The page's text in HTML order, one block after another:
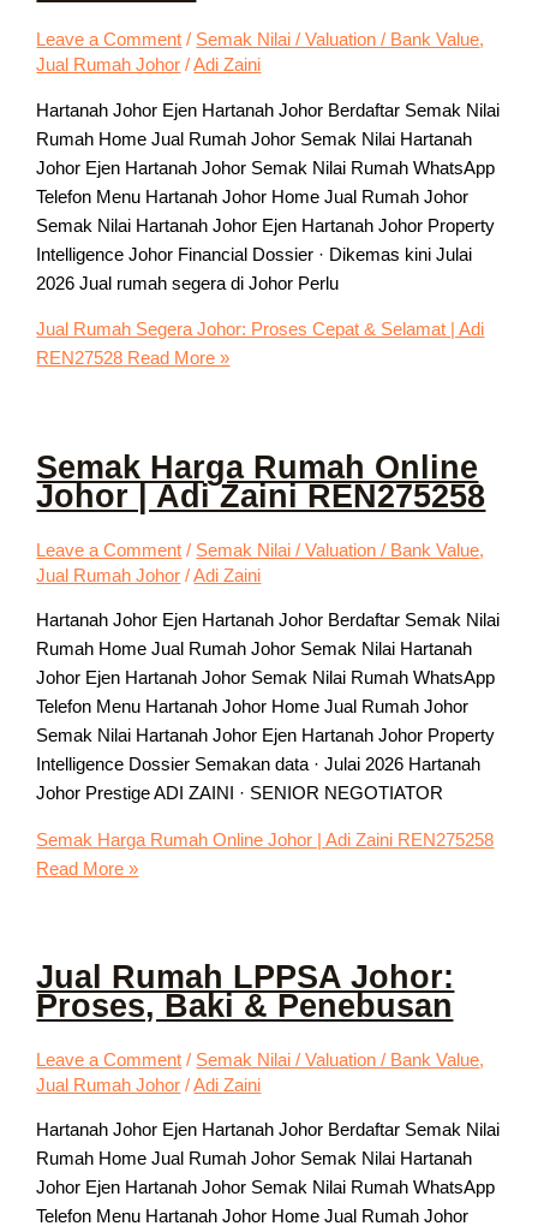
Leave a Comment / Semak Nilai / Valuation / Bank Value,
Jual Rumah Johor /Adi Zaini
Hartanah Johor Ejen Hartanah Johor Berdaftar Semak Nilai
Rumah Home Jual Rumah Johor Semak Nilai Hartanah
Johor Ejen Hartanah Johor Semak Nilai Rumah WhatsApp
Telefon Menu Hartanah Johor Home Jual Rumah Johor
Semak Nilai Hartanah Johor Ejen Hartanah Johor Property
Intelligence Johor Financial Dossier · Dikemas kini Julai
2026 Jual rumah segera di Johor Perlu
Jual Rumah Segera Johor: Proses Cepat & Selamat | Adi
REN27528 Read More »
Semak Harga Rumah Online
Johor | Adi Zaini REN275258
Leave a Comment / Semak Nilai / Valuation / Bank Value,
Jual Rumah Johor /Adi Zaini
Hartanah Johor Ejen Hartanah Johor Berdaftar Semak Nilai
Rumah Home Jual Rumah Johor Semak Nilai Hartanah
Johor Ejen Hartanah Johor Semak Nilai Rumah WhatsApp
Telefon Menu Hartanah Johor Home Jual Rumah Johor
Semak Nilai Hartanah Johor Ejen Hartanah Johor Property
Intelligence Dossier Semakan data · Julai 2026 Hartanah
Johor Prestige ADI ZAINI · SENIOR NEGOTIATOR
Semak Harga Rumah Online Johor | Adi Zaini REN275258
Read More »
Jual Rumah LPPSA Johor:
Proses, Baki & Penebusan
Leave a Comment / Semak Nilai / Valuation / Bank Value,
Jual Rumah Johor /Adi Zaini
Hartanah Johor Ejen Hartanah Johor Berdaftar Semak Nilai
Rumah Home Jual Rumah Johor Semak Nilai Hartanah
Johor Ejen Hartanah Johor Semak Nilai Rumah WhatsApp
Telefon Menu Hartanah Johor Home Jual Rumah Johor